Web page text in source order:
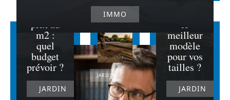
IMMO
prix au
m2 :
quel
budget
prévoir ?
JARDIN
JARDIN
Découvrez
le
meilleur
modèle
pour vos
tailles ?
JARDIN